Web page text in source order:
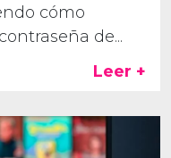
cómo
de...
Leer +